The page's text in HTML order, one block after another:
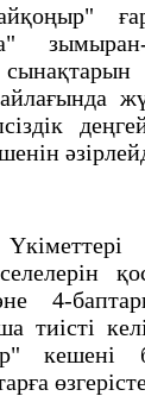
4-
тиісті
кешені